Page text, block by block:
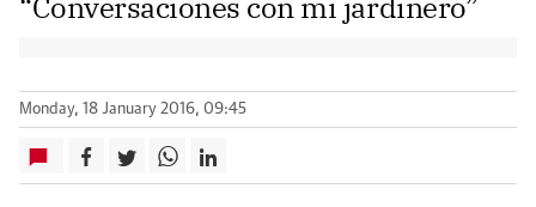
Monday, 18 January 2016, 09:45